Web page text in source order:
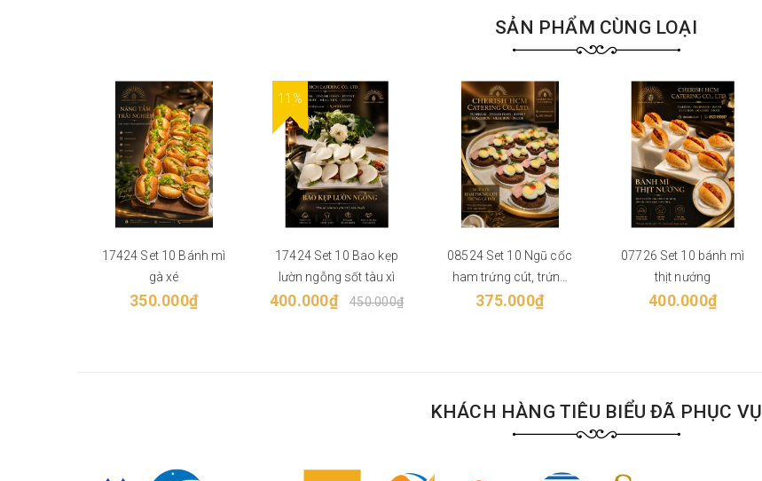
SẢN PHẨM CÙNG LOẠI
17424 Set 10 Bánh mì
gà xé
350.000₫
11%
17424 Set 10 Bao kẹp
lườn ngỗng sốt tàu xì
400.000₫ 450.000₫
08524 Set 10 Ngũ cốc
ham trứng cút, trứng
cá hồi
375.000₫
07726 Set 10 bánh mì
thịt nướng
400.000₫
KHÁCH HÀNG TIÊU BIỂU ĐÃ PHỤC VỤ